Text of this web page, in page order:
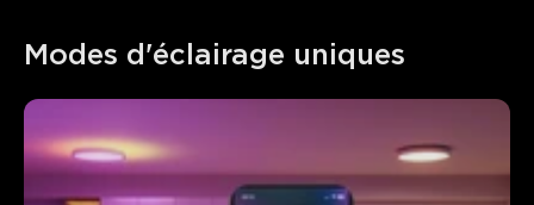
Modes d'éclairage uniques